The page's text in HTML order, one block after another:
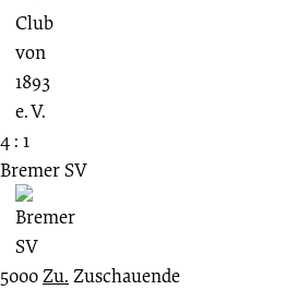
4 : 1
Bremer SV
5000Zu. Zuschauende